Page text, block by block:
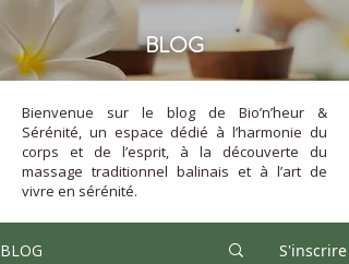
BLOG
Bienvenue sur le blog de Bio’n’heur &
Sérénité, un espace dédié à l’harmonie du
corps et de l’esprit, à la découverte du
massage traditionnel balinais et à l’art de
vivre en sérénité.
BLOG S'inscrire